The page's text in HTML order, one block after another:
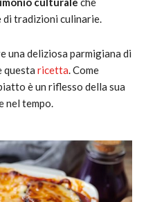
tradizioni culinarie.
una deliziosa parmigiana di
questa ricetta. Come
è un riflesso della sua
nel tempo.